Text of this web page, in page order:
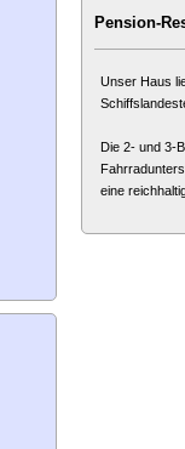
Pension-
Unser Haus
Die 2- und 3-
eine